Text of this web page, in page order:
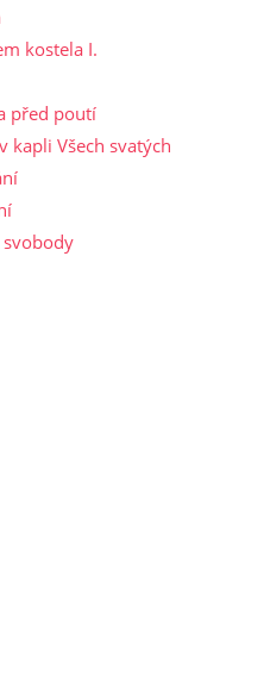
kostela I.
před poutí
kapli Všech svatých